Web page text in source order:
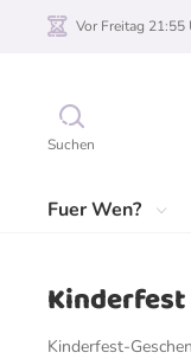
Suchen
Fuer Wen?
Vor Freitag
Kinderfest-